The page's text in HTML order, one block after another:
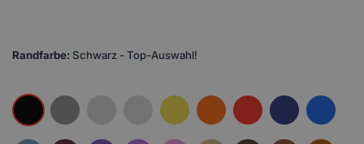
Randfarbe: Schwarz - Top-Auswahl!